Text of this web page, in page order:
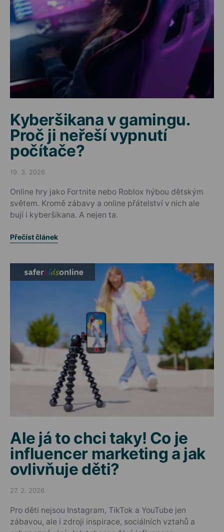
Kyberšikana v gamingu.
Proč ji neřeší vypnutí
počítače?
Posted on
19. 3. 2026
Online hry jako Fortnite nebo Roblox hýbou dětským
světem. Kromě zábavy a online přátelství v nich ale
bují i kyberšikana. A nejen ta.
Přečíst článek
Ale já to chci taky! Co je
influencer marketing a jak
ovlivňuje děti?
Posted on
27. 2. 2026
Pro děti nejsou Instagram, TikTok a YouTube jen
zábavou, ale i zdroji inspirace, sociálních vztahů a